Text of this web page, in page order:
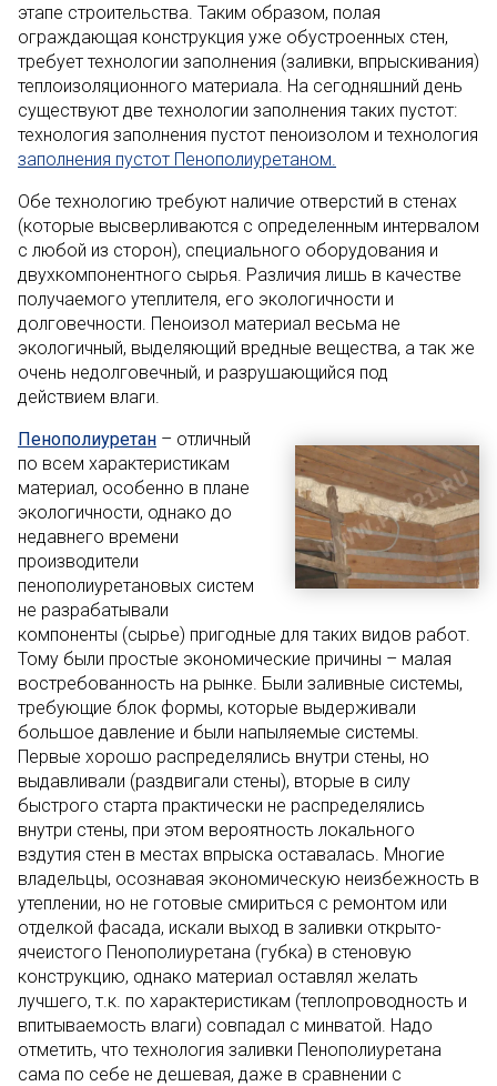
этапе строительства. Таким образом, полая
ограждающая конструкция уже обустроенных стен,
требует технологии заполнения (заливки, впрыскивания)
теплоизоляционного материала. На сегодняшний день
существуют две технологии заполнения таких пустот:
технология заполнения пустот пеноизолом и технология
заполнения пустот Пенополиуретаном.
Обе технологию требуют наличие отверстий в стенах
(которые высверливаются с определенным интервалом
с любой из сторон), специального оборудования и
двухкомпонентного сырья. Различия лишь в качестве
получаемого утеплителя, его экологичности и
долговечности. Пеноизол материал весьма не
экологичный, выделяющий вредные вещества, а так же
очень недолговечный, и разрушающийся под
действием влаги.
Пенополиуретан – отличный
по всем характеристикам
материал, особенно в плане
экологичности, однако до
недавнего времени
производители
пенополиуретановых систем
не разрабатывали
компоненты (сырье) пригодные для таких видов работ.
Тому были простые экономические причины – малая
востребованность на рынке. Были заливные системы,
требующие блок формы, которые выдерживали
большое давление и были напыляемые системы.
Первые хорошо распределялись внутри стены, но
выдавливали (раздвигали стены), вторые в силу
быстрого старта практически не распределялись
внутри стены, при этом вероятность локального
вздутия стен в местах впрыска оставалась. Многие
владельцы, осознавая экономическую неизбежность в
утеплении, но не готовые смириться с ремонтом или
отделкой фасада, искали выход в заливки открыто-
ячеистого Пенополиуретана (губка) в стеновую
конструкцию, однако материал оставлял желать
лучшего, т.к. по характеристикам (теплопроводность и
впитываемость влаги) совпадал с минватой. Надо
отметить, что технология заливки Пенополиуретана
сама по себе не дешевая, даже в сравнении с